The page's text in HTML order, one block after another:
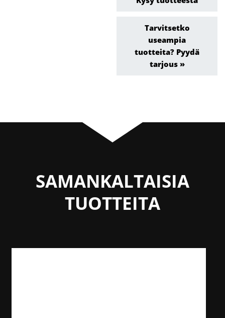
Tarvitsetko
useampia
tuotteita? Pyydä
tarjous »
SAMANKALTAISIA
TUOTTEITA